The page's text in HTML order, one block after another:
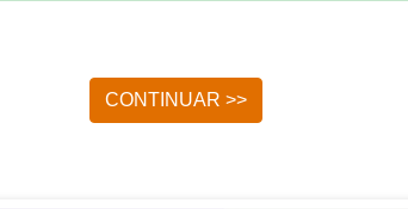
CONTINUAR >>